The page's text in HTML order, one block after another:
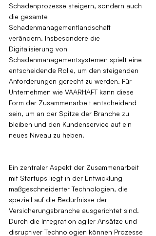
Schadenprozesse steigern, sondern auch
die gesamte
Schadenmanagementlandschaft
verändern. Insbesondere die
Digitalisierung von
Schadenmanagementsystemen spielt eine
entscheidende Rolle, um den steigenden
Anforderungen gerecht zu werden. Für
Unternehmen wie VAARHAFT kann diese
Form der Zusammenarbeit entscheidend
sein, um an der Spitze der Branche zu
bleiben und den Kundenservice auf ein
neues Niveau zu heben.
Ein zentraler Aspekt der Zusammenarbeit
mit Startups liegt in der Entwicklung
maßgeschneiderter Technologien, die
speziell auf die Bedürfnisse der
Versicherungsbranche ausgerichtet sind.
Durch die Integration agiler Ansätze und
disruptiver Technologien können Prozesse